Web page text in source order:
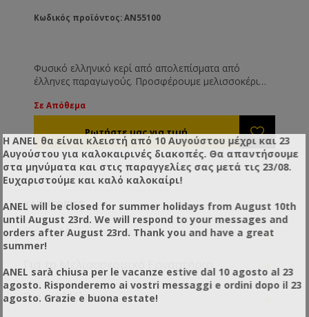
Κωδικός προϊόντος: AN55100
Φυσικό ελληνικό κερί από απολεπίσματα από
έλληνες παραγωγούς. Προσφέρουμε μελισσοκέρι
κεριού γίνεται από παλιές κηρήθρες στις
ποιότητα και την αγνότητα του! Το κερί είναι
διαθέσιμο σε πλάκες των 2-8 kg και σε καλούπια των
100-200 gr. Η χρέωση γίνεται με το κιλό.
Σε Απόθεμα
ΚΑΤΗΓΟΡΊΕΣ
Για το Μελισσοκομείο +
Για το Μελισσοκομικό Εργαστήριο +
Για τις Μέλισσες +
Η ANEL θα είναι κλειστή από 10 Αυγούστου μέχρι και 23
Αυγούστου για καλοκαιρινές διακοπές. Θα απαντήσουμε
στα μηνύματα και στις παραγγελίες σας μετά τις 23/08.
Ευχαριστούμε και καλό καλοκαίρι!
ANEL will be closed for summer holidays from August 10th
until August 23rd. We will respond to your messages and
orders after August 23rd. Thank you and have a great
summer!
ANEL sarà chiusa per le vacanze estive dal 10 agosto al 23
agosto. Risponderemo ai vostri messaggi e ordini dopo il 23
agosto. Grazie e buona estate!